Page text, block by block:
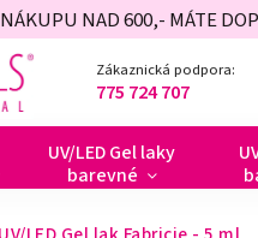
NAD 600,- MÁTE
Zákaznická podpora:
775 724 707
UV/LED Gel laky
barevné